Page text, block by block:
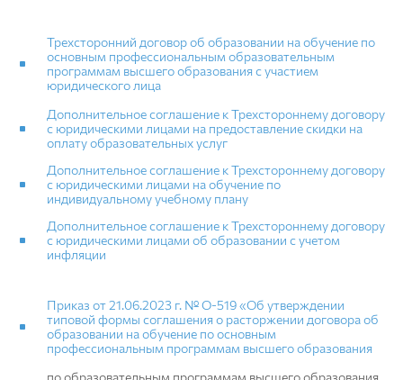
Трехсторонний договор об образовании на обучение по
основным профессиональным образовательным
программам высшего образования с участием
юридического лица
Дополнительное соглашение к Трехстороннему договору
с юридическими лицами на предоставление скидки на
оплату образовательных услуг
Дополнительное соглашение к Трехстороннему договору
с юридическими лицами на обучение по
индивидуальному учебному плану
Дополнительное соглашение к Трехстороннему договору
с юридическими лицами об образовании с учетом
инфляции
Приказ от 21.06.2023 г. № О-519 «Об утверждении
типовой формы соглашения о расторжении договора об
образовании на обучение по основным
профессиональным программам высшего образования
по образовательным программам высшего образования